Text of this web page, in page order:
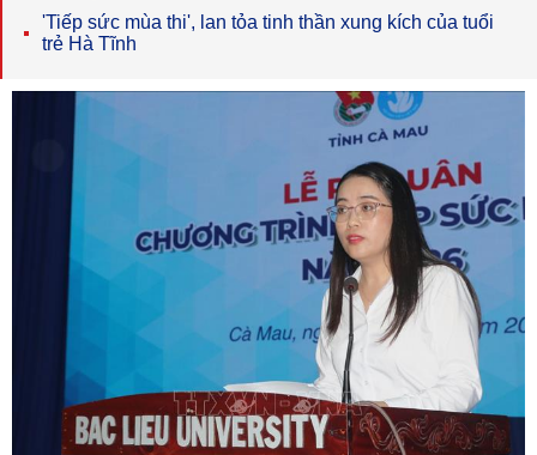
'Tiếp sức mùa thi', lan tỏa tinh thần xung kích của tuổi
trẻ Hà Tĩnh